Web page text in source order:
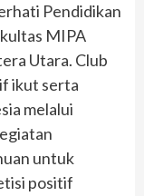
Pendidikan
MIPA
Utara. Club
ikut serta
melalui
untuk
positif